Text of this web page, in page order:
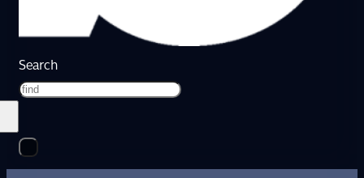
Search